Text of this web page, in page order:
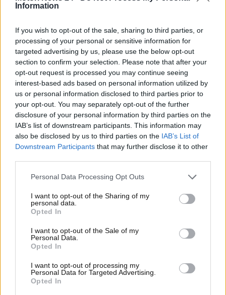
Information
If you wish to opt-out of the sale, sharing to third parties, or
processing of your personal or sensitive information for
targeted advertising by us, please use the below opt-out
section to confirm your selection. Please note that after your
opt-out request is processed you may continue seeing
interest-based ads based on personal information utilized by
us or personal information disclosed to third parties prior to
your opt-out. You may separately opt-out of the further
disclosure of your personal information by third parties on the
IAB’s list of downstream participants. This information may
also be disclosed by us to third parties on the IAB’s List of
Downstream Participants that may further disclose it to other
Personal Data Processing Opt Outs
I want to opt-out of the Sharing of my
personal data.
Opted In
I want to opt-out of the Sale of my
Personal Data.
Opted In
I want to opt-out of processing my
Personal Data for Targeted Advertising.
Opted In
Toyota,scoprendo come il brand
realtà produttiva più imponente del campo delle
automobili in tutto il pianeta. Partiamo dal suo
modello più venduto che è anche il più venduto della
storia dell’auto ed arriviamo a contare quante
Toyota circolano nel pianeta.
Toyota, un brand che
governa il mondo
Stando ai dati relativi al 2021 – che saranno quindi
stati ulteriormente perfezionati dalla casa – la
dell’auto con oltre 50 milioni di esemplari assemblati,
prodotti e consegnati in tutto il mondo dagli anni
ottanta in cui l’auto è stata ideata.
La Corolla però
Yaris ha sfondato il tetto delle 10 milioni di unità.